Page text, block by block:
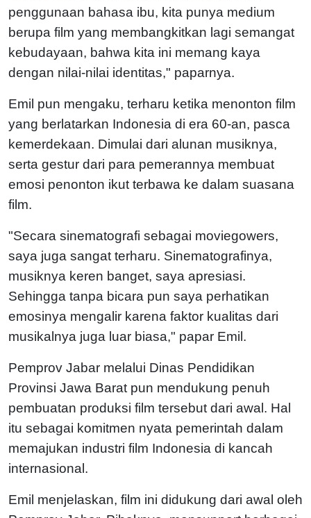
penggunaan bahasa ibu, kita punya medium
berupa film yang membangkitkan lagi semangat
kebudayaan, bahwa kita ini memang kaya
dengan nilai-nilai identitas," paparnya.
Emil pun mengaku, terharu ketika menonton film
yang berlatarkan Indonesia di era 60-an, pasca
kemerdekaan. Dimulai dari alunan musiknya,
serta gestur dari para pemerannya membuat
emosi penonton ikut terbawa ke dalam suasana
film.
"Secara sinematografi sebagai moviegowers,
saya juga sangat terharu. Sinematografinya,
musiknya keren banget, saya apresiasi.
Sehingga tanpa bicara pun saya perhatikan
emosinya mengalir karena faktor kualitas dari
musikalnya juga luar biasa," papar Emil.
Pemprov Jabar melalui Dinas Pendidikan
Provinsi Jawa Barat pun mendukung penuh
pembuatan produksi film tersebut dari awal. Hal
itu sebagai komitmen nyata pemerintah dalam
memajukan industri film Indonesia di kancah
internasional.
Emil menjelaskan, film ini didukung dari awal oleh